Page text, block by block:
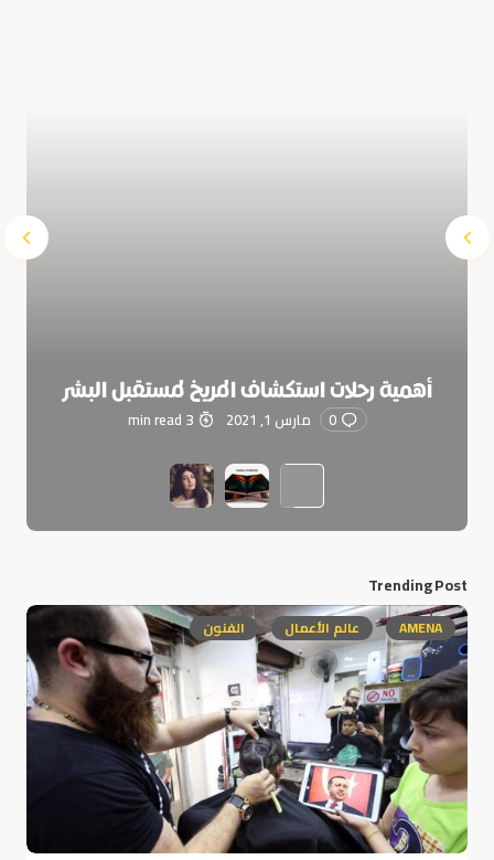
أهمية رحلات استكشاف المريخ لمستقبل البشر
0 مارس 1, 2021 3 min read
Trending Post
AMENA عالم الأعمال الفنون